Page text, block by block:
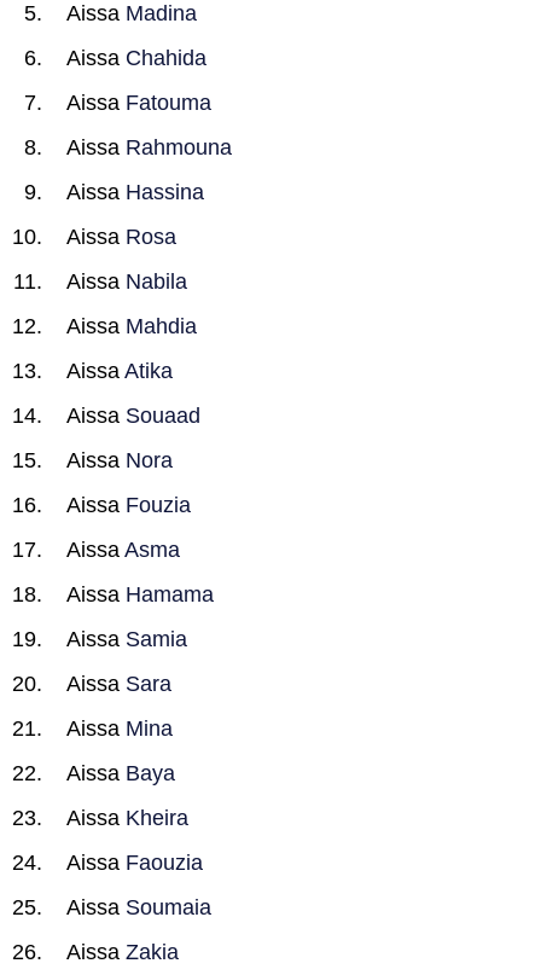
Aissa Madina
Aissa Chahida
Aissa Fatouma
Aissa Rahmouna
Aissa Hassina
Aissa Rosa
Aissa Nabila
Aissa Mahdia
Aissa Atika
Aissa Souaad
Aissa Nora
Aissa Fouzia
Aissa Asma
Aissa Hamama
Aissa Samia
Aissa Sara
Aissa Mina
Aissa Baya
Aissa Kheira
Aissa Faouzia
Aissa Soumaia
Aissa Zakia